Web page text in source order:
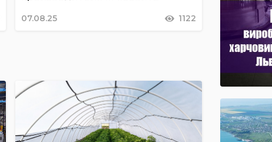
07.08.25 1122